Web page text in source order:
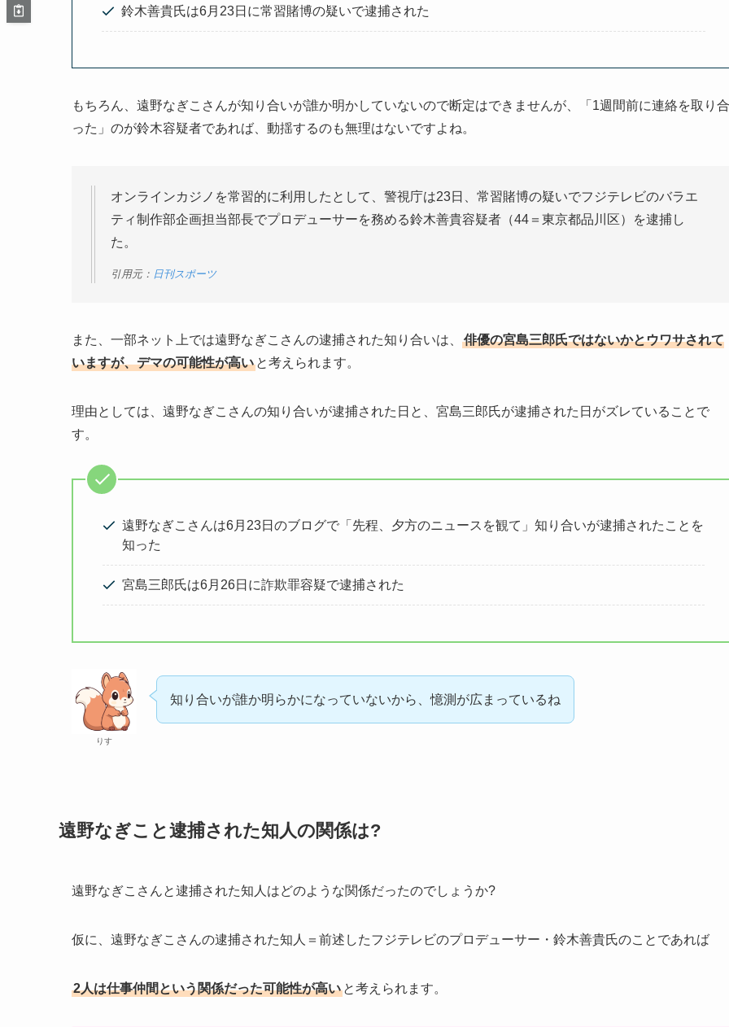
鈴木善貴氏は6月23日に常習賭博の疑いで逮捕された
もちろん、遠野なぎこさんが知り合いが誰か明かしていないので断定はできませんが、「1週間前に連絡を取り合
った」のが鈴木容疑者であれば、動揺するのも無理はないですよね。
オンラインカジノを常習的に利用したとして、警視庁は23日、常習賭博の疑いでフジテレビのバラエ
ティ制作部企画担当部長でプロデューサーを務める鈴木善貴容疑者（44＝東京都品川区）を逮捕し
た。
引用元： 日刊スポーツ
また、一部ネット上では遠野なぎこさんの逮捕された知り合いは、
俳優の宮島三郎氏ではないかとウワサされて
いますが、デマの可能性が高い と考えられます。
理由としては、遠野なぎこさんの知り合いが逮捕された日と、宮島三郎氏が逮捕された日がズレていることで
す。
遠野なぎこさんは6月23日のブログで「先程、夕方のニュースを観て」知り合いが逮捕されたことを
知った
宮島三郎氏は6月26日に詐欺罪容疑で逮捕された
りす
知り合いが誰か明らかになっていないから、憶測が広まっているね
遠野なぎこと逮捕された知人の関係は?
遠野なぎこさんと逮捕された知人はどのような関係だったのでしょうか?
仮に、遠野なぎこさんの逮捕された知人＝前述したフジテレビのプロデューサー・鈴木善貴氏のことであれば
2人は仕事仲間という関係だった可能性が高い と考えられます。